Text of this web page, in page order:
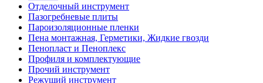
Отделочный инструмент
Пазогребневые плиты
Пароизоляционные пленки
Пена монтажная, Герметики, Жидкие гвозди
Пенопласт и Пеноплекс
Профиля и комплектующие
Прочий инструмент
Режущий инструмент